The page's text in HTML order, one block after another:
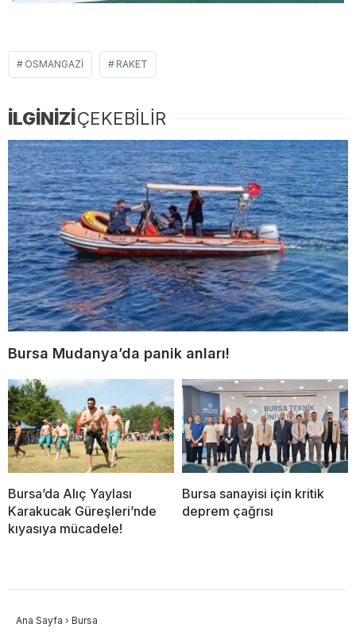
OSMANGAZI RAKET
İLGİNİZİÇEKEBİLİR
Bursa Mudanya’da panik anları!
Bursa’da Alıç Yaylası
Karakucak Güreşleri’nde
kıyasıya mücadele!
Bursa sanayisi için kritik
deprem çağrısı
Ana Sayfa › Bursa